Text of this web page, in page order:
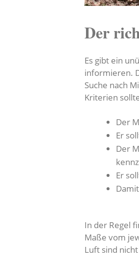
Der
Es gibt ein
informieren.
Suche nach
Kriterien
Der
Er
Der
Er
In der Regel
Maße vom
Luft sind